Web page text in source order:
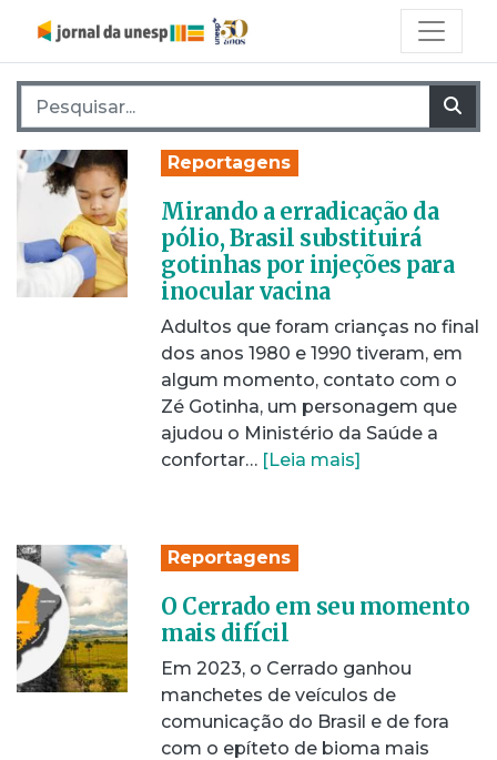
Pesquisar por:
Reportagens
Mirando a erradicação da
pólio, Brasil substituirá
gotinhas por injeções para
inocular vacina
Adultos que foram crianças no final
dos anos 1980 e 1990 tiveram, em
algum momento, contato com o
Zé Gotinha, um personagem que
ajudou o Ministério da Saúde a
confortar… [Leia mais]
Reportagens
O Cerrado em seu momento
mais difícil
Em 2023, o Cerrado ganhou
manchetes de veículos de
comunicação do Brasil e de fora
com o epíteto de bioma mais